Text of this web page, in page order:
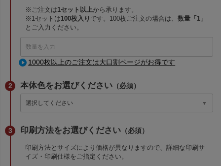
※ご注文は1セット以上から承ります。
※1セットは100枚入り です。100枚ご注文の場合は、数量「1」
とご入力ください。
1000枚以上のご注文は大口割ページがお得です
本体色をお選びください （必須）
印刷方法をお選びください （必須）
印刷方法とサイズにより価格が異なりますので、詳細な印刷サ
イズ・印刷仕様をご指定ください。